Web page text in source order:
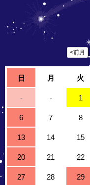
<前月
日 月 火
- - 1
6 7 8
13 14 15
20 21 22
27 28 29